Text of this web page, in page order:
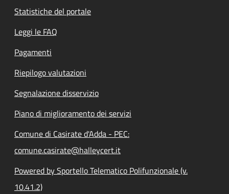
Statistiche del portale
Leggi le FAQ
Pagamenti
Riepilogo valutazioni
Segnalazione disservizio
Piano di miglioramento dei servizi
Comune di Casirate d'Adda - PEC:
comune.casirate@halleycert.it
Powered by Sportello Telematico Polifunzionale (v.
10.41.2)